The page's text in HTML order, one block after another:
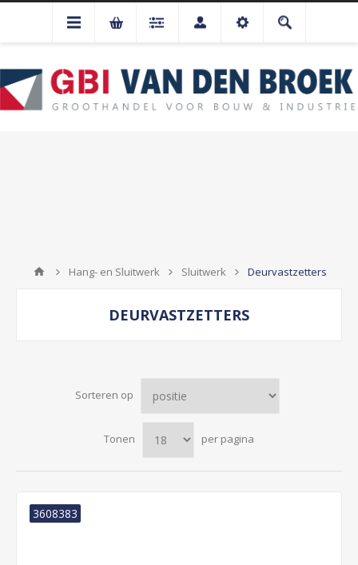
Hang- en Sluitwerk Sluitwerk Deurvastzetters
DEURVASTZETTERS
Sorteren op
Tonen per pagina
3608383